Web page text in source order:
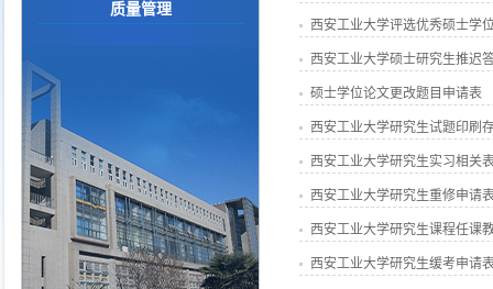
质量管理
西安工业大学评选优秀硕士学
西安工业大学硕士研究生推迟
硕士学位论文更改题目申请表
西安工业大学研究生试题印刷
西安工业大学研究生实习相关
西安工业大学研究生重修申请
西安工业大学研究生课程任课
西安工业大学研究生缓考申请